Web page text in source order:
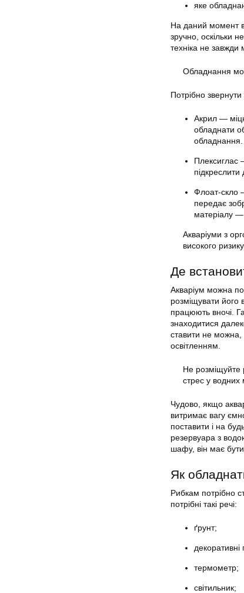
яке
На даний момент
зручно, оскільки
техніка не завжди
Обладнання
Потрібно звернути
Акрил —
обладнати
обладнання.
Плексиглас
підкреслити
Флоат-скло
передає
матеріалу —
Акваріуми з
високого
Де
Акваріум можна
розміщувати його
працюють вночі.
знаходитися
ставити не можна,
освітленням.
Не розміщуйте
стрес у водних
Чудово, якщо
витримає вагу
поставити і на
резервуара з
шафу, він має
Як
Рибкам потрібно
потрібні такі речі:
ґрунт;
термометр;
світильник;